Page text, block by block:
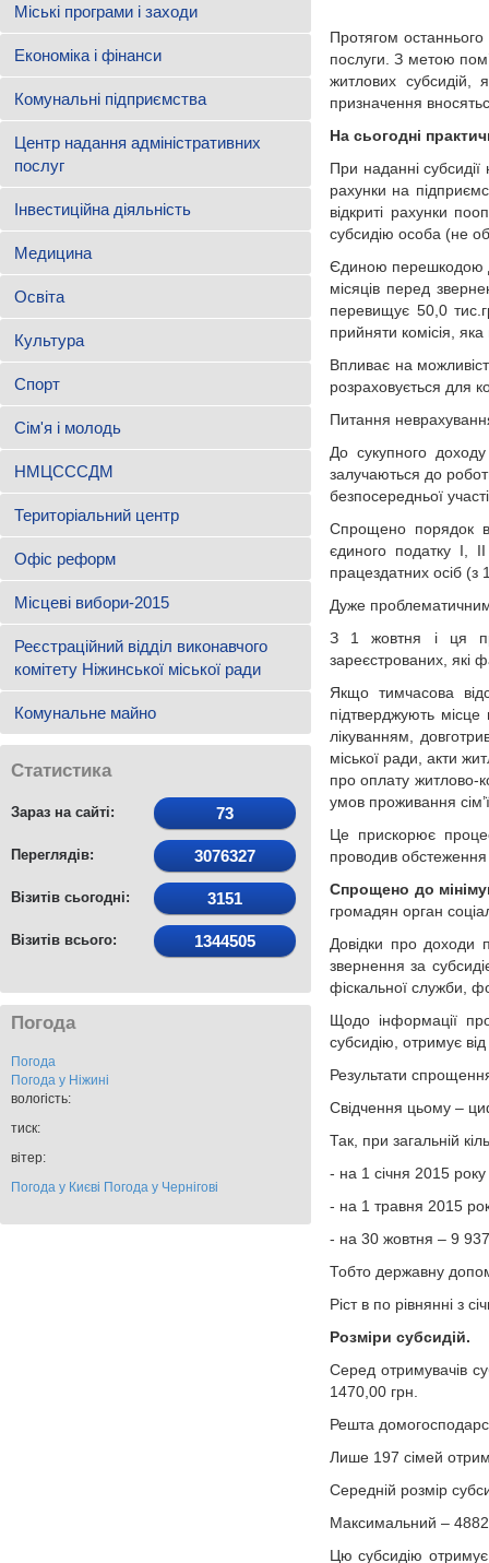
Міські програми і заходи
Економіка і фінанси
Комунальні підприємства
Центр надання адміністративних
послуг
Інвестиційна діяльність
Медицина
Освіта
Культура
Спорт
Сім'я і молодь
НМЦСССДМ
Територіальний центр
Офіс реформ
Місцеві вибори-2015
Реєстраційний відділ виконавчого
комітету Ніжинської міської ради
Комунальне майно
Статистика
Зараз на сайті: 73
Переглядів: 3076327
Візитів сьогодні: 3151
Візитів всього: 1344505
Погода
Погода
Погода у Ніжині
вологість:
тиск:
вітер:
Погода у Києві Погода у Чернігові
Протягом
послуги. З метою
житлових субсидій,
призначення
На сьогодні
При наданні
рахунки на
відкриті рахунки
субсидію особа (не
Єдиною перешкодою
місяців перед
перевищує 50,0
прийняти комісія,
Впливає на
розраховується для
Питання
До сукупного
залучаються до
безпосередньої
Спрощено порядок
єдиного податку І,
працездатних осіб
Дуже проблематичним
З 1 жовтня і ця
зареєстрованих, які
Якщо тимчасова
підтверджують місце
лікуванням,
міської ради, акти
про оплату житлово-
умов проживання
Це прискорює процес
проводив обстеження
Спрощено до
громадян орган
Довідки про доходи
звернення за
фіскальної служби,
Щодо інформації
субсидію, отримує
Результати
Свідчення цьому –
Так, при загальній
- на 1 січня 2015
- на 1 травня 2015
- на 30 жовтня – 9 937
Тобто державну
Ріст в по рівнянні з
Розміри субсидій.
Серед отримувачів
1470,00 грн.
Решта
Лише 197 сімей
Середній розмір
Максимальний –
Цю субсидію отримує